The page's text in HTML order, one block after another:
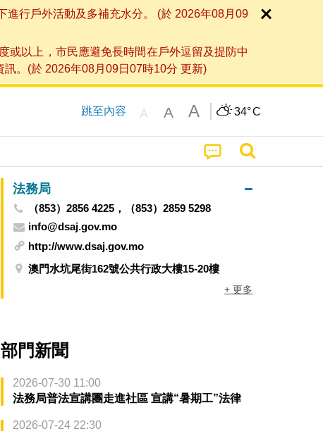
行戶外活動及多補充水分。 (於 2026年08月09
或以上，市民應避免長時間在戶外逗留及提防中
。(於 2026年08月09日07時10分 更新)
跳至內容 A A A 34°C
法務局
（853）2856 4225，（853）2859 5298
info@dsaj.gov.mo
http://www.dsaj.gov.mo
澳門水坑尾街162號公共行政大樓15-20樓
+ 更多
部門新聞
2026-07-30 11:00
法務局普法宣講團走進社區 宣講“暑期工”法律
2026-07-24 22:30